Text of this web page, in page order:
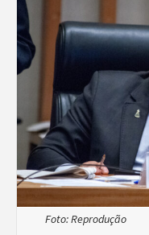
Foto: Reprodução